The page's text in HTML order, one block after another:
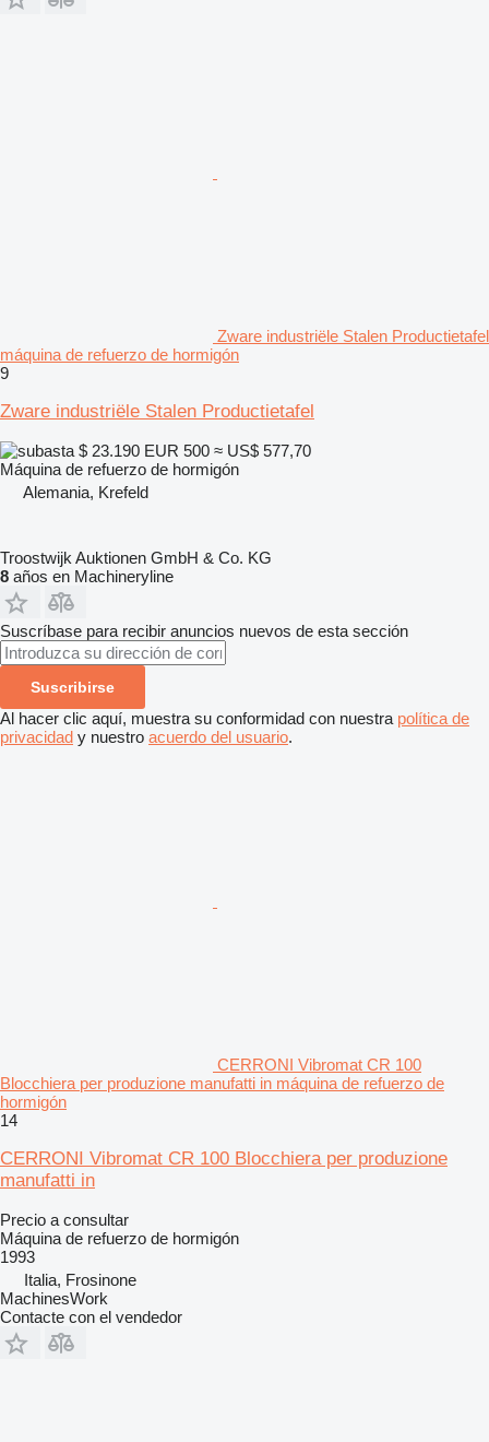
Zware industriële Stalen Productietafel
máquina de refuerzo de hormigón
9
Zware industriële Stalen Productietafel
$ 23.190 EUR 500 ≈ US$ 577,70
Máquina de refuerzo de hormigón
Alemania, Krefeld
Troostwijk Auktionen GmbH & Co. KG
8 años en Machineryline
Suscríbase para recibir anuncios nuevos de esta sección
Suscribirse
Al hacer clic aquí, muestra su conformidad con nuestra política de
privacidad y nuestro acuerdo del usuario.
CERRONI Vibromat CR 100
Blocchiera per produzione manufatti in máquina de refuerzo de
hormigón
14
CERRONI Vibromat CR 100 Blocchiera per produzione
manufatti in
Precio a consultar
Máquina de refuerzo de hormigón
1993
Italia, Frosinone
MachinesWork
Contacte con el vendedor